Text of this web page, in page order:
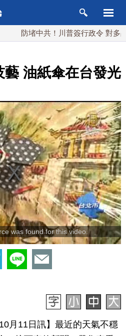
防堵中共！川普簽行政令 對多晶矽課
油紙傘在台發光
was found for this video.
月11日訊】最近的天氣不穩